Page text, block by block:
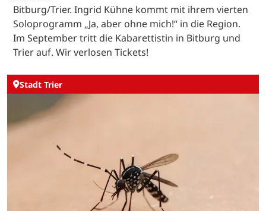
Bitburg/Trier. Ingrid Kühne kommt mit ihrem vierten
Soloprogramm „Ja, aber ohne mich!“ in die Region.
Im September tritt die Kabarettistin in Bitburg und
Trier auf. Wir verlosen Tickets!
Stadt Trier